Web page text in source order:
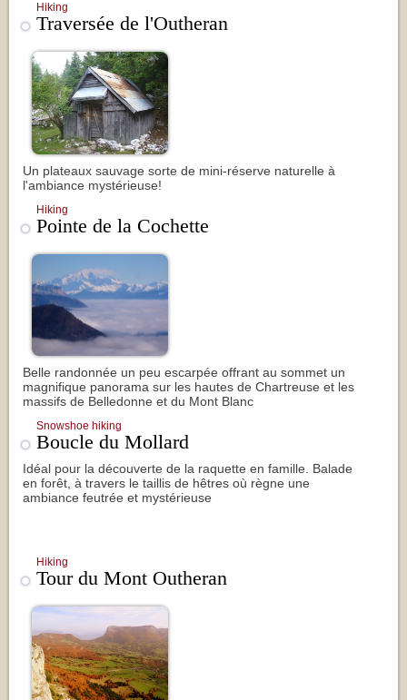
Hiking
Traversée de l'Outheran
Un plateaux sauvage sorte de mini-réserve naturelle à
l'ambiance mystérieuse!
Hiking
Pointe de la Cochette
Belle randonnée un peu escarpée offrant au sommet un
magnifique panorama sur les hautes de Chartreuse et les
massifs de Belledonne et du Mont Blanc
Snowshoe hiking
Boucle du Mollard
Idéal pour la découverte de la raquette en famille. Balade
en forêt, à travers le taillis de hêtres où règne une
ambiance feutrée et mystérieuse
Hiking
Tour du Mont Outheran